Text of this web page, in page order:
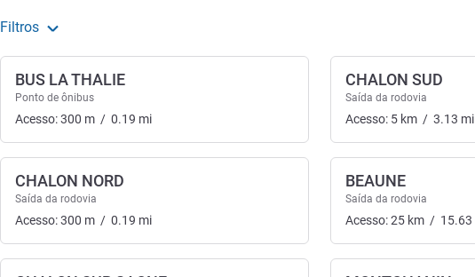
Filtros
BUS LA THALIE
Ponto de ônibus
Acesso:300 m / 0.19 mi
CHALON NORD
Saída da rodovia
Acesso:300 m / 0.19 mi
CHALON SUD
Saída da rodovia
Acesso: 5 km / 3.13 mi
BEAUNE
Saída da rodovia
Acesso:25 km / 15.63